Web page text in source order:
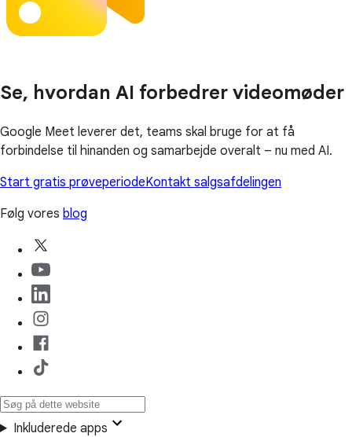
Se, hvordan AI forbedrer videomøder
Google Meet leverer det, teams skal bruge for at få
forbindelse til hinanden og samarbejde overalt – nu med AI.
Start gratis prøveperiodeKontakt salgsafdelingen
Følg vores blog
Inkluderede apps